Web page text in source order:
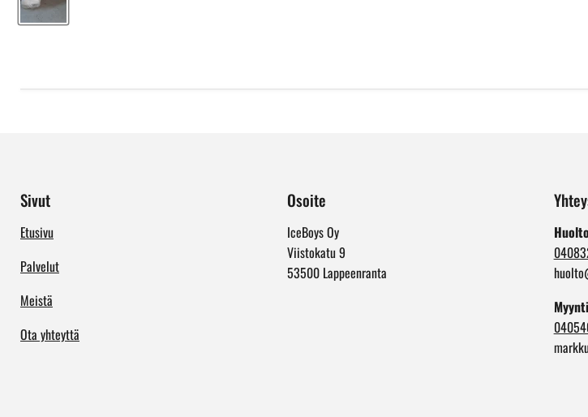
Sivut
Etusivu
Palvelut
Meistä
Ota yhteyttä
Osoite
IceBoys Oy
Viistokatu 9
53500 Lappeenranta